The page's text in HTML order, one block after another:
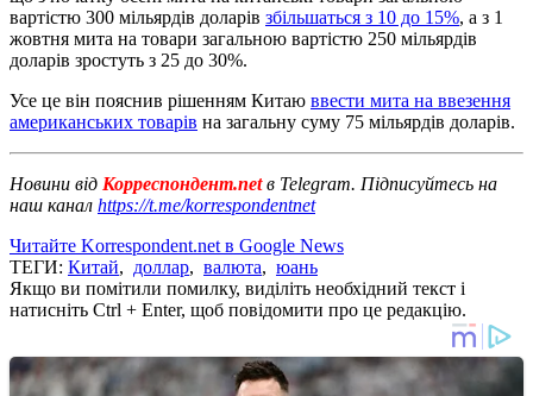
вартістю 300 мільярдів доларів збільшаться з 10 до 15%, а з 1
жовтня мита на товари загальною вартістю 250 мільярдів
доларів зростуть з 25 до 30%.
Усе це він пояснив рішенням Китаю ввести мита на ввезення
американських товарів на загальну суму 75 мільярдів доларів.
Новини від Корреспондент.netв Telegram. Підписуйтесь на
наш канал https://t.me/korrespondentnet
Читайте Korrespondent.net в Google News
ТЕГИ: Китай, доллар, валюта, юань
Якщо ви помітили помилку, виділіть необхідний текст і
натисніть Ctrl + Enter, щоб повідомити про це редакцію.